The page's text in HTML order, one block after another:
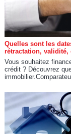
Quelles sont les
rétractation, validité,
Vous souhaitez
crédit ? Découvrez